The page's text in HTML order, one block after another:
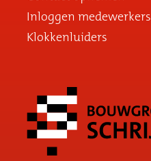
Inloggen medewerkers
Klokkenluiders